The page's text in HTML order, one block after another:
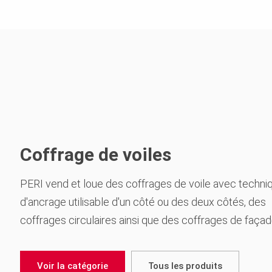
Coffrage de voiles
PERI vend et loue des coffrages de voile avec
d'ancrage utilisable d'un côté ou des deux côtés, des
coffrages circulaires ainsi que des coffrages de
Voir la catégorie Tous les produits